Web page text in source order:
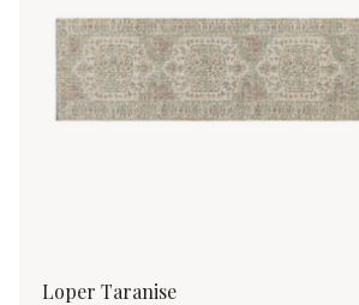
Loper Taranise